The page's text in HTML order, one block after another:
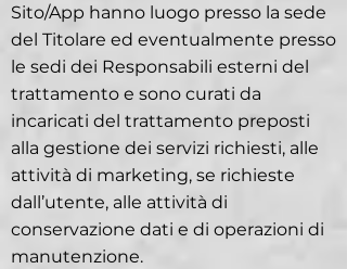
Sito/App hanno luogo presso la sede
del Titolare ed eventualmente presso
le sedi dei Responsabili esterni del
trattamento e sono curati da
incaricati del trattamento preposti
alla gestione dei servizi richiesti, alle
attività di marketing, se richieste
dall’utente, alle attività di
conservazione dati e di operazioni di
manutenzione.